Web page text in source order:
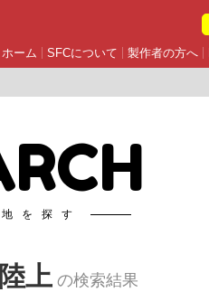
ホーム SFCについて 製作者の方へ
を探す
陸上 の検索結果